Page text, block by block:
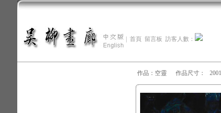
首頁 留言板 訪客人數：
作品：空靈 作品尺寸： 2001